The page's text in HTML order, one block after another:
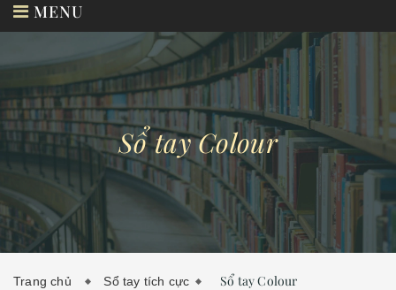
MENU
TRANG CHỦ SẢN PHẨM
KHUYẾN MÃI JOI THINKING
Sổ tay Colour
Trang chủ Sổ tay tích cực Sổ tay Colour